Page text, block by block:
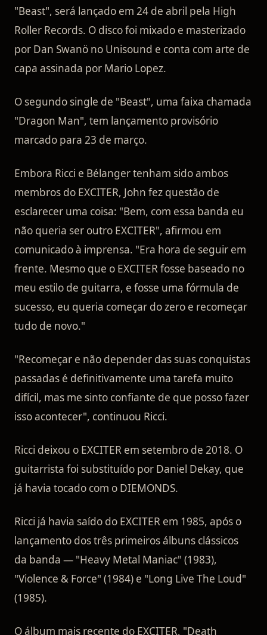
"Beast", será lançado em 24 de abril pela High
Roller Records. O disco foi mixado e masterizado
por Dan Swanö no Unisound e conta com arte de
capa assinada por Mario Lopez.
O segundo single de "Beast", uma faixa chamada
"Dragon Man", tem lançamento provisório
marcado para 23 de março.
Embora Ricci e Bélanger tenham sido ambos
membros do EXCITER, John fez questão de
esclarecer uma coisa: "Bem, com essa banda eu
não queria ser outro EXCITER", afirmou em
comunicado à imprensa. "Era hora de seguir em
frente. Mesmo que o EXCITER fosse baseado no
meu estilo de guitarra, e fosse uma fórmula de
sucesso, eu queria começar do zero e recomeçar
tudo de novo."
"Recomeçar e não depender das suas conquistas
passadas é definitivamente uma tarefa muito
difícil, mas me sinto confiante de que posso fazer
isso acontecer", continuou Ricci.
Ricci deixou o EXCITER em setembro de 2018. O
guitarrista foi substituído por Daniel Dekay, que
já havia tocado com o DIEMONDS.
Ricci já havia saído do EXCITER em 1985, após o
lançamento dos três primeiros álbuns clássicos
da banda — "Heavy Metal Maniac" (1983),
"Violence & Force" (1984) e "Long Live The Loud"
(1985).
O álbum mais recente do EXCITER, "Death